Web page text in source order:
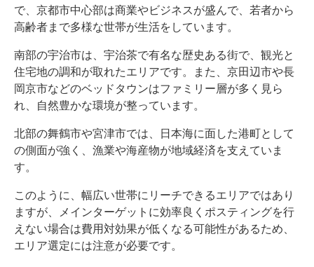
で、京都市中心部は商業やビジネスが盛んで、若者から
高齢者まで多様な世帯が生活をしています。
南部の宇治市は、宇治茶で有名な歴史ある街で、観光と
住宅地の調和が取れたエリアです。また、京田辺市や長
岡京市などのベッドタウンはファミリー層が多く見ら
れ、自然豊かな環境が整っています。
北部の舞鶴市や宮津市では、日本海に面した港町として
の側面が強く、漁業や海産物が地域経済を支えていま
す。
このように、幅広い世帯にリーチできるエリアではあり
ますが、メインターゲットに効率良くポスティングを行
えない場合は費用対効果が低くなる可能性があるため、
エリア選定には注意が必要です。